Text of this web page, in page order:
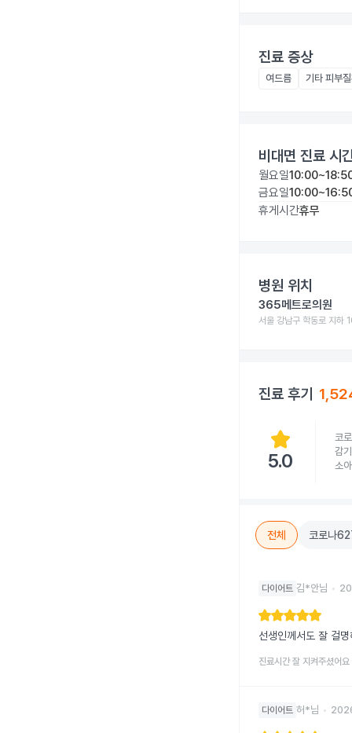
진료 증상
여드름 기타 피부
비대면 진료 시
월요일
금요일
휴게시간휴무
병원 위치
365메트로의원
서울 강남구 학동로 지하
진료 후기
5.0
코
감
소
전체 코로나
다이어트 김*안님 •
선생인께서도 잘 걸
진료시간 잘 지켜주셨어요
다이어트 허*님 •